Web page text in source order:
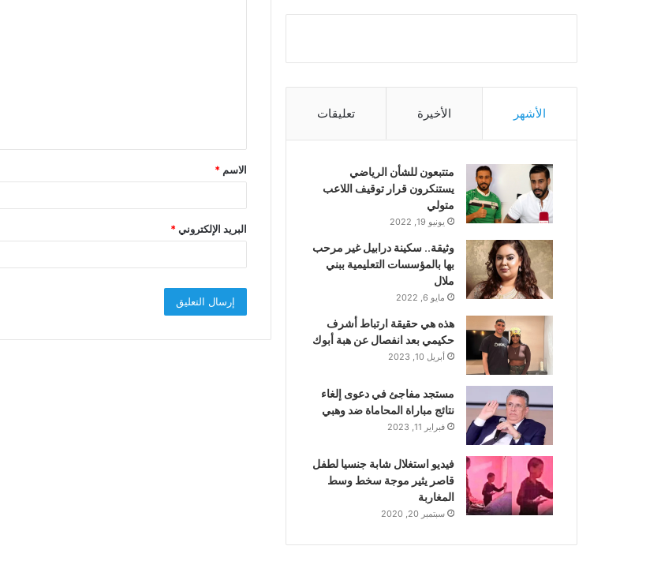
ق
*
الاسم *
البريد الإلكتروني*
الأشهر الأخيرة تعليقات
متتبعون للشأن الرياضي
يستنكرون قرار توقيف اللاعب
متولي
يونيو 19, 2022
وثيقة.. سكينة درابيل غير مرحب
بها بالمؤسسات التعليمية ببني
ملال
مايو 6, 2022
هذه هي حقيقة ارتباط أشرف
حكيمي بعد انفصال عن هبة أبوك
أبريل 10, 2023
مستجد مفاجئ في دعوى إلغاء
نتائج مباراة المحاماة ضد وهبي
فبراير 11, 2023
فيديو استغلال شابة جنسيا لطفل
قاصر يثير موجة سخط وسط
المغاربة
سبتمبر 20, 2020